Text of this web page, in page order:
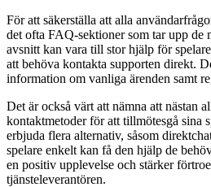
För att säkerställa att alla
det ofta FAQ-sektioner som tar upp de
avsnitt kan vara till stor hjälp för
att behöva kontakta supporten direkt.
information om vanliga ärenden samt
Det är också värt att nämna att nästan
kontaktmetoder för att tillmötesgå sina
erbjuda flera alternativ, såsom
spelare enkelt kan få den hjälp de
en positiv upplevelse och stärker
tjänsteleverantören.